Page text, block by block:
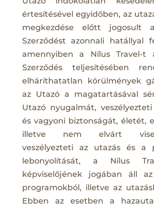
értesítésével egyidőben, az
megkezdése előtt jogosult
Szerződést azonnali hatállyal
amennyiben a Nílus Travel-t
Szerződés teljesítésében
elháríthatatlan körülmények
az Utazó a magatartásával
Utazó nyugalmát,
és vagyoni biztonságát, életét,
illetve nem elvárt
veszélyezteti az utazás és a
lebonyolítását, a Nílus
képviselőjének jogában áll
programokból, illetve az
Ebben az esetben a